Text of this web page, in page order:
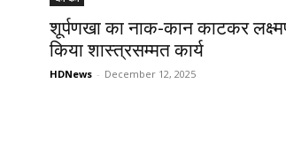
शूर्पणखा का नाक-कान काटकर
किया शास्त्रसम्मत कार्य
HDNews - December 12, 2025